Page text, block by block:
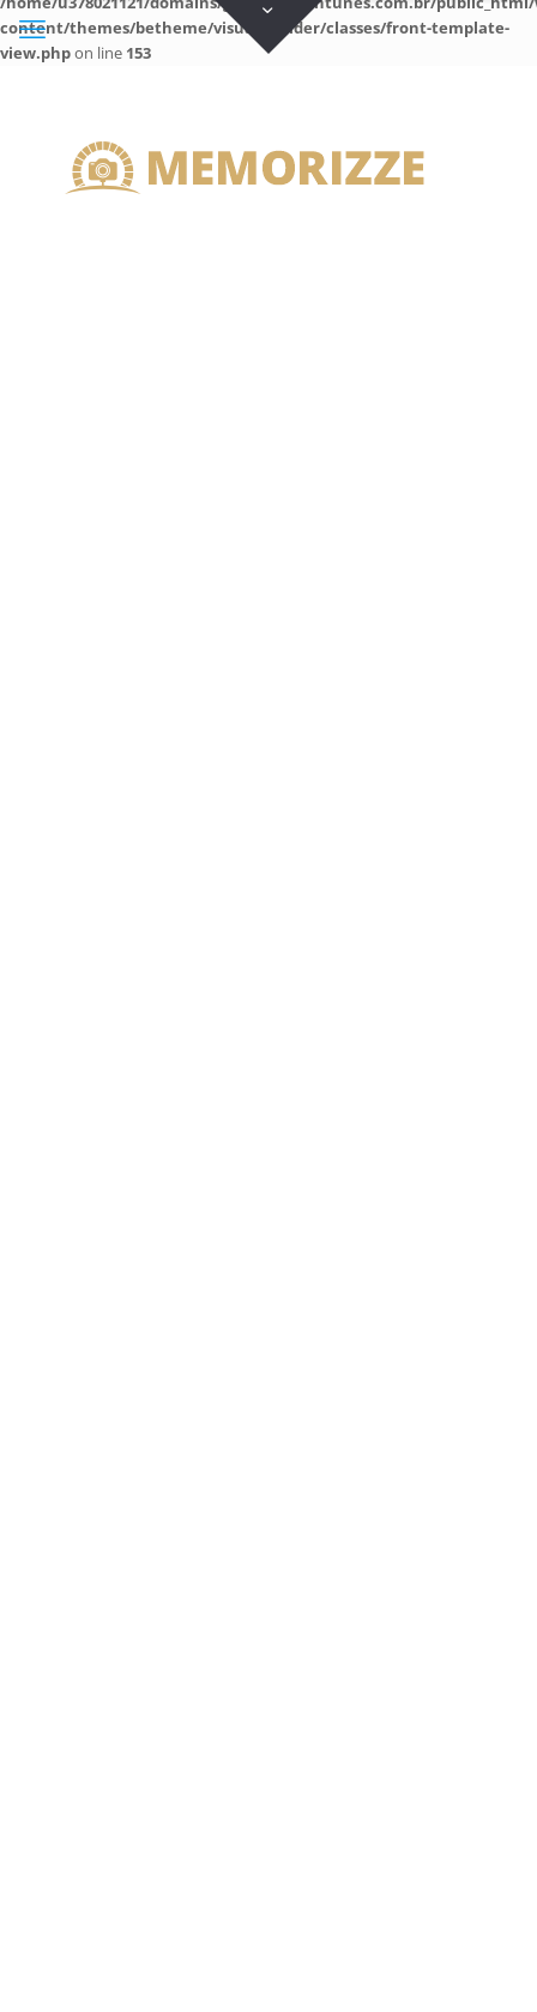
content/themes/betheme/visual-builder/classes/front-template-
view.phpon line 153